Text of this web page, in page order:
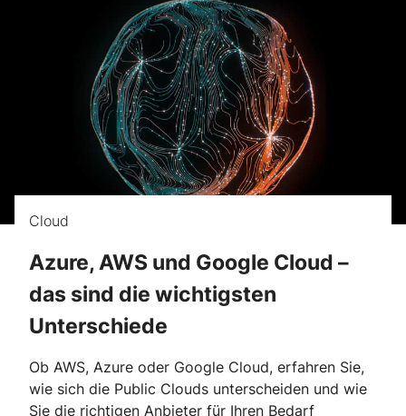
Cloud
Azure, AWS und Google Cloud –
das sind die wichtigsten
Unterschiede
Ob AWS, Azure oder Google Cloud, erfahren Sie,
wie sich die Public Clouds unterscheiden und wie
Sie die richtigen Anbieter für Ihren Bedarf